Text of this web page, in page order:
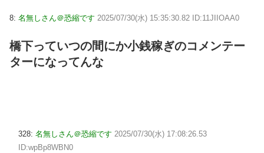
8: 名無しさん＠恐縮です 2025/07/30(水) 15:35:30.82 ID:11JIIOAA0
橋下っていつの間にか小銭稼ぎのコメンテー
ターになってんな
328: 名無しさん＠恐縮です 2025/07/30(水) 17:08:26.53
ID:wpBp8WBN0